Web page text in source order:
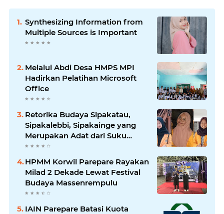
Synthesizing Information from
Multiple Sources is Important
Melalui Abdi Desa HMPS MPI
Hadirkan Pelatihan Microsoft
Office
Retorika Budaya Sipakatau,
Sipakalebbi, Sipakainge yang
Merupakan Adat dari Suku
Bugis
HPMM Korwil Parepare Rayakan
Milad 2 Dekade Lewat Festival
Budaya Massenrempulu
IAIN Parepare Batasi Kuota